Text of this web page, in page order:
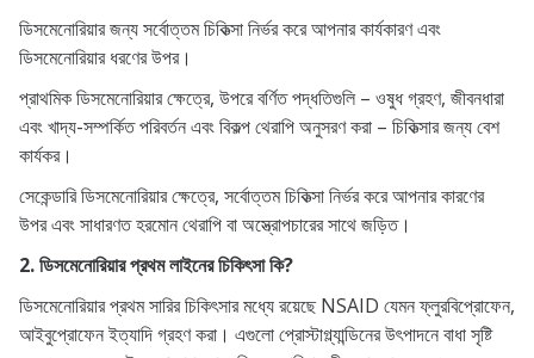
ডিসমেনোরিয়ার জন্য সর্বোত্তম চিকিত্সা নির্ভর করে আপনার কার্যকারণ এবং
ডিসমেনোরিয়ার ধরণের উপর।
প্রাথমিক ডিসমেনোরিয়ার ক্ষেত্রে, উপরে বর্ণিত পদ্ধতিগুলি – ওষুধ গ্রহণ, জীবনধারা
এবং খাদ্য-সম্পর্কিত পরিবর্তন এবং বিকল্প থেরাপি অনুসরণ করা – চিকিত্সার জন্য বেশ
কার্যকর।
সেকেন্ডারি ডিসমেনোরিয়ার ক্ষেত্রে, সর্বোত্তম চিকিত্সা নির্ভর করে আপনার কারণের
উপর এবং সাধারণত হরমোন থেরাপি বা অস্ত্রোপচারের সাথে জড়িত।
2. ডিসমেনোরিয়ার প্রথম লাইনের চিকিৎসা কি?
ডিসমেনোরিয়ার প্রথম সারির চিকিৎসার মধ্যে রয়েছে NSAID যেমন ফ্লুরবিপ্রোফেন,
আইবুপ্রোফেন ইত্যাদি গ্রহণ করা। এগুলো প্রোস্টাগ্ল্যান্ডিনের উৎপাদনে বাধা সৃষ্টি